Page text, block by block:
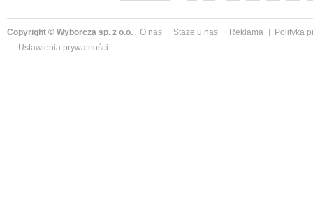
Copyright © Wyborcza sp. z o.o. O nas Staże u nas Reklama
Polityka
Ustawienia prywatności